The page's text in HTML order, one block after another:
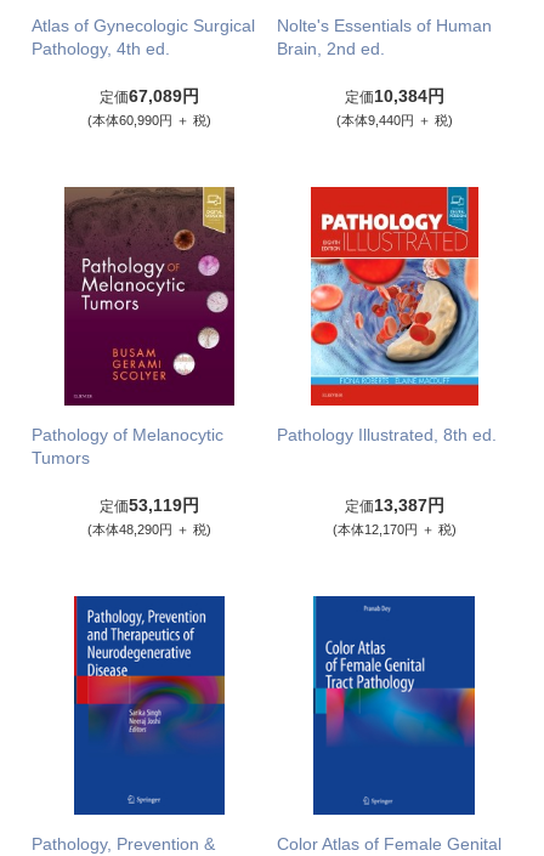
Atlas of Gynecologic Surgical
Pathology, 4th ed.
定価67,089円
(本体60,990円 ＋ 税)
Nolte's Essentials of Human
Brain, 2nd ed.
定価10,384円
(本体9,440円 ＋ 税)
Pathology of Melanocytic
Tumors
定価53,119円
(本体48,290円 ＋ 税)
Pathology Illustrated, 8th ed.
定価13,387円
(本体12,170円 ＋ 税)
Pathology, Prevention &
Color Atlas of Female Genital